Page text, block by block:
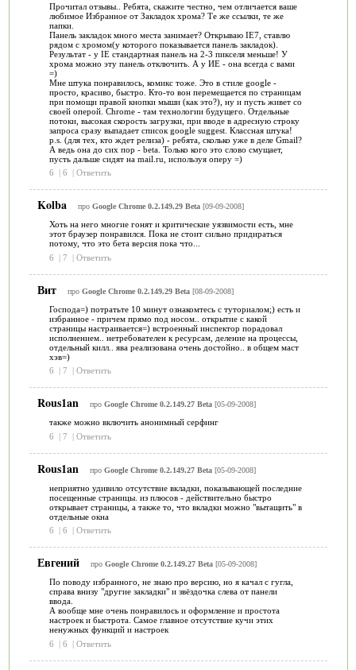
Прочитал отзывы.. Ребята, скажите честно, чем отличается ваше
любимое Избранное от Закладок хрома? Те же ссылки, те же
папки.
Панель закладок много места занимает? Открываю IE7, ставлю
рядом с хромом(у которого показывается панель закладок).
Результат - у IE стандартная панель на 2-3 пикселя меньше! У
хрома можно эту панель отключить. А у ИЕ - она всегда с вами
=)
Мне штука понравилось, комикс тоже. Это в стиле google -
просто, красиво, быстро. Кто-то вон перемещается по страницам
при помощи правой кнопки мыши (как это?), ну и пусть живет со
своей оперой. Chrome - там технологии будущего. Отдельные
потоки, высокая скорость загрузки, при вводе в адресную строку
запроса сразу выпадает список google suggest. Классная штука!
p.s. (для тех, кто ждет релиза) - ребята, сколько уже в деле Gmail?
А ведь она до сих пор - beta. Только кого это слово смущает,
пусть дальше сидят на mail.ru, используя оперу =)
6
| 6 | Ответить
Kolba про Google Chrome 0.2.149.29 Beta[09-09-2008]
Хоть на него многие гонят и критические уязвимости есть, мне
этот браузер понравился. Пока не стоит сильно придираться
потому, что это бета версия пока что...
6
| 7 | Ответить
Вит про Google Chrome 0.2.149.29 Beta[08-09-2008]
Господа=) потратьте 10 минут ознакомтесь с туториалом;) есть и
избранное - причем прямо под носом.. открытие с какой
страницы настраивается=) встроенный инспектор порадовал
исполнением.. нетребователен к ресурсам, деление на процессы,
отдельный килл.. ява реализована очень достойно.. в общем маст
хэв=)
6
| 7 | Ответить
Rous1an про Google Chrome 0.2.149.27 Beta[05-09-2008]
также можно включить анонимный серфинг
6
| 7 | Ответить
Rous1an про Google Chrome 0.2.149.27 Beta[05-09-2008]
неприятно удивило отсутствие вкладки, показывающей последние
посещенные страницы. из плюсов - действительно быстро
открывает страницы, а также то, что вкладки можно "вытащить" в
отдельные окна
6
| 6 | Ответить
Евгений про Google Chrome 0.2.149.27 Beta[05-09-2008]
По поводу избранного, не знаю про версию, но я качал с гугла,
справа внизу "другие закладки" и звёздочка слева от панели
ввода.
А вообще мне очень понравилось и оформление и простота
настроек и быстрота. Самое главное отсутствие кучи этих
ненужных функций и настроек
6
| 6 | Ответить